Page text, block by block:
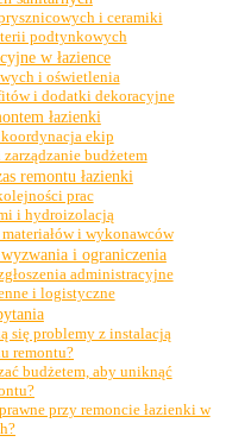
i ceramiki
podtynkowych
w łazience
i oświetlenia
i dodatki dekoracyjne
łazienki
ekip
budżetem
remontu łazienki
prac
i hydroizolacją
i wykonawców
i ograniczenia
administracyjne
i logistyczne
się problemy z instalacją
remontu?
budżetem, aby uniknąć
przy remoncie łazienki w